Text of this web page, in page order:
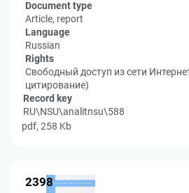
Document type
Article, report
Language
Russian
Rights
Свободный доступ из сети
цитирование)
Record key
RU\NSU\analitnsu\588
pdf, 258 Kb
2398